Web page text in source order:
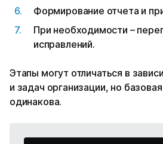
Формирование отчета и
При необходимости –
исправлений.
Этапы могут отличаться в
и задач организации, но
одинакова.